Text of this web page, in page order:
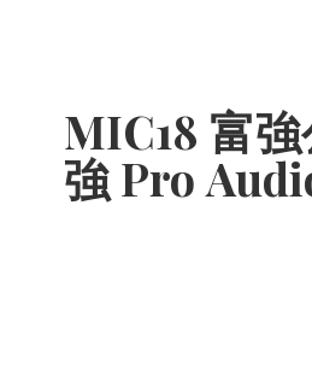
MIC18 富
強 Pro